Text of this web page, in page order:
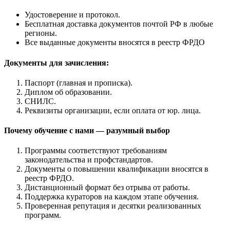
Удостоверение и протокол.
Бесплатная доставка документов почтой РФ в любые
регионы.
Все выданные документы вносятся в реестр ФРДО
Документы для зачисления:
Паспорт (главная и прописка).
Диплом об образовании.
СНИЛС.
Реквизиты организации, если оплата от юр. лица.
Почему обучение с нами — разумный выбор
Программы соответствуют требованиям
законодательства и профстандартов.
Документы о повышении квалификации вносятся в
реестр ФРДО.
Дистанционный формат без отрыва от работы.
Поддержка кураторов на каждом этапе обучения.
Проверенная репутация и десятки реализованных
программ.